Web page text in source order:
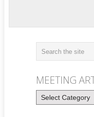
MEETING
Meeting
Artikel